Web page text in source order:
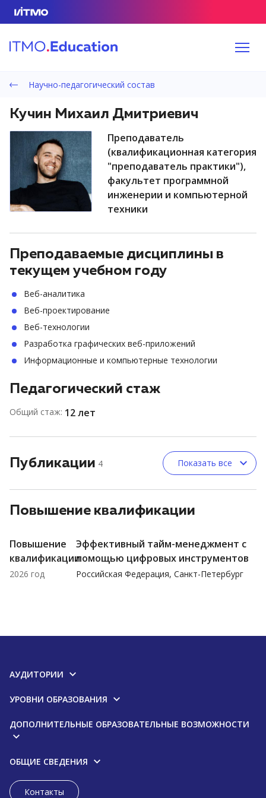
Научно-педагогический состав
Кучин Михаил Дмитриевич
преподаватель
(квалификационная категория
"преподаватель практики"),
факультет программной
инженерии и компьютерной
техники
Преподаваемые дисциплины в
текущем учебном году
Веб-аналитика
Веб-проектирование
Веб-технологии
Разработка графических веб-приложений
Информационные и компьютерные технологии
Педагогический стаж
Общий стаж: 12 лет
Публикации 4 Показать все
Повышение квалификации
Повышение
квалификации
2026 год
Эффективный тайм-менеджмент с
помощью цифровых инструментов
Российская Федерация, Санкт-Петербург
АУДИТОРИИ
УРОВНИ ОБРАЗОВАНИЯ
ДОПОЛНИТЕЛЬНЫЕ ОБРАЗОВАТЕЛЬНЫЕ ВОЗМОЖНОСТИ
ОБЩИЕ СВЕДЕНИЯ
Контакты